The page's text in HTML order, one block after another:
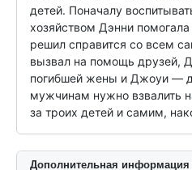
детей. Поначалу
хозяйством Дэнни помогала
решил справится со всем
вызвал на помощь друзей,
погибшей жены и Джоуи —
мужчинам нужно взвалить
за троих детей и самим,
Дополнительная информация